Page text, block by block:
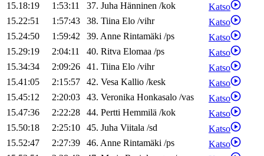
15.18:19
1:53:11 37. Juha Hänninen /kok
Katso
15.22:51
1:57:43 38. Tiina Elo /vihr
Katso
15.24:50
1:59:42 39. Anne Rintamäki /ps
Katso
15.29:19
2:04:11 40. Ritva Elomaa /ps
Katso
15.34:34
2:09:26 41. Tiina Elo /vihr
Katso
15.41:05
2:15:57 42. Vesa Kallio /kesk
Katso
15.45:12
2:20:03 43. Veronika Honkasalo /vas
Katso
15.47:36
2:22:28 44. Pertti Hemmilä /kok
Katso
15.50:18
2:25:10 45. Juha Viitala /sd
Katso
15.52:47
2:27:39 46. Anne Rintamäki /ps
Katso